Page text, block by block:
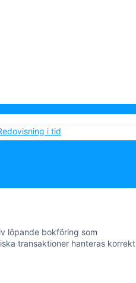
löpande bokföring som
transaktioner hanteras korrekt